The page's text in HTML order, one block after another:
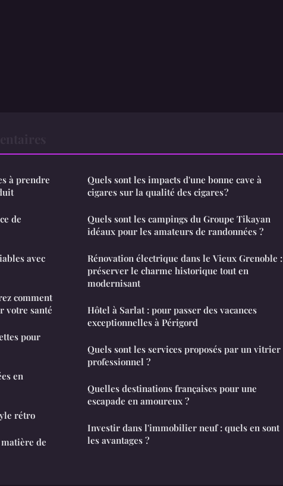
à prendre
de
avec
comment
votre santé
pour
en
rétro
de
Quels sont les impacts d'une bonne cave à
cigares sur la qualité des cigares ?
Quels sont les campings du Groupe Tikayan
idéaux pour les amateurs de randonnées ?
Rénovation électrique dans le Vieux Grenoble :
préserver le charme historique tout en
modernisant
Hôtel à Sarlat : pour passer des vacances
exceptionnelles à Périgord
Quels sont les services proposés par un vitrier
professionnel ?
Quelles destinations françaises pour une
escapade en amoureux ?
Investir dans l'immobilier neuf : quels en sont
les avantages ?